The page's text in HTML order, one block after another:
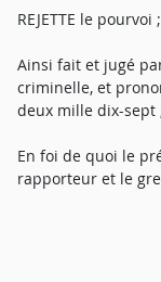
REJETTE le pourvoi ;
Ainsi fait et jugé
criminelle, et
deux mille dix-sept
En foi de quoi le
rapporteur et le